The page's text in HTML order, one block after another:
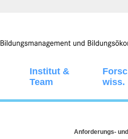
Institut &
Team
wiss.
Anforderungs-